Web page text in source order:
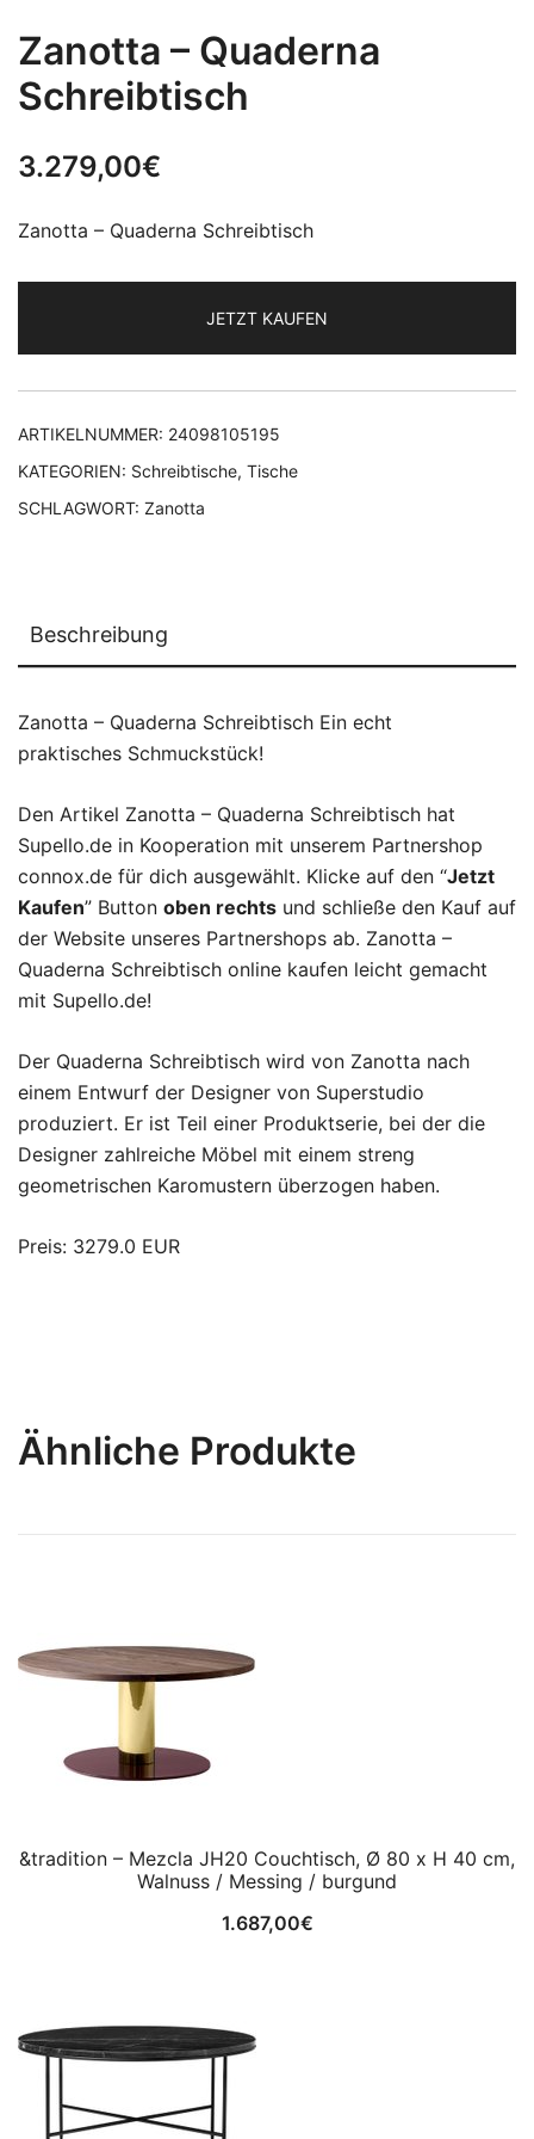
Zanotta – Quaderna
Schreibtisch
3.279,00€
Zanotta – Quaderna Schreibtisch
JETZT KAUFEN
ARTIKELNUMMER: 24098105195
KATEGORIEN: Schreibtische, Tische
SCHLAGWORT: Zanotta
Beschreibung
Zanotta – Quaderna Schreibtisch Ein echt
praktisches Schmuckstück!
Den Artikel Zanotta – Quaderna Schreibtisch hat
Supello.de in Kooperation mit unserem Partnershop
connox.de für dich ausgewählt. Klicke auf den “Jetzt
Kaufen” Button oben rechts und schließe den Kauf auf
der Website unseres Partnershops ab. Zanotta –
Quaderna Schreibtisch online kaufen leicht gemacht
mit Supello.de!
Der Quaderna Schreibtisch wird von Zanotta nach
einem Entwurf der Designer von Superstudio
produziert. Er ist Teil einer Produktserie, bei der die
Designer zahlreiche Möbel mit einem streng
geometrischen Karomustern überzogen haben.
Preis: 3279.0 EUR
Ähnliche Produkte
&tradition – Mezcla JH20 Couchtisch, Ø 80 x H 40 cm,
Walnuss / Messing / burgund
1.687,00€